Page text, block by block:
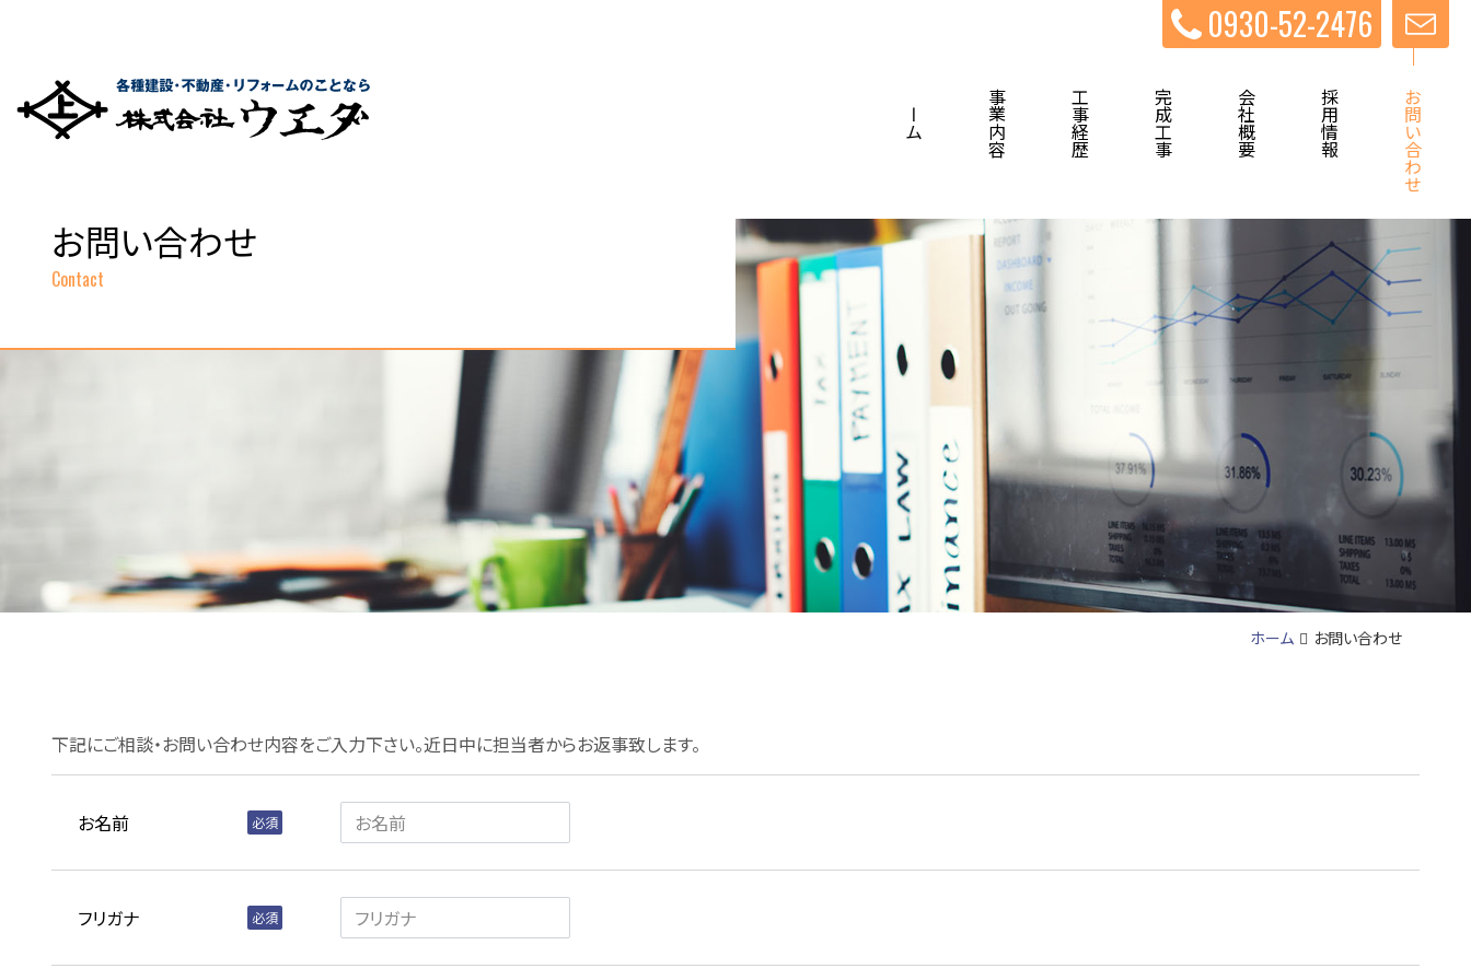
ホーム 事業内容 工事経歴 完成工事 会社概要 採用情報 お問い合わせ
0930-52-2476
会社概要 採用情報 お問い合わせ
0930-52-2476
お問い合わせ
Contact
ホーム お問い合わせ
下記にご相談・お問い合わせ内容をご入力下さい。近日中に担当者からお返事致します。
お名前
フリガナ